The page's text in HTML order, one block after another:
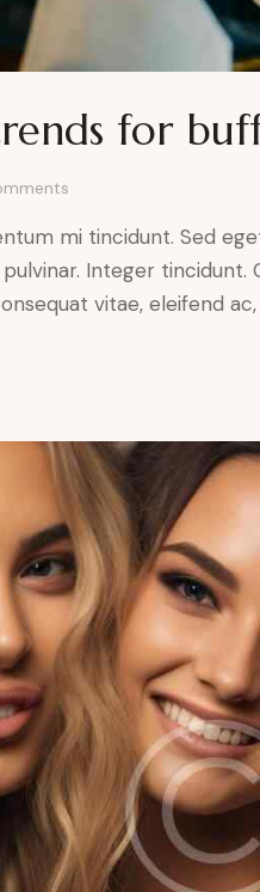
for
mi tincidunt. Sed
Integer
vitae, eleifend